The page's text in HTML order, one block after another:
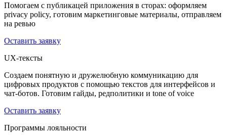
Помогаем с публикацей приложения в сторах: оформляем
privacy policy, готовим маркетинговые материалы, отправляем
на ревью
Оставить заявку
UX-тексты
Создаем понятную и дружелюбную коммуникацию для
цифровых продуктов с помощью текстов для интерфейсов и
чат-ботов. Готовим гайды, редполитики и tone of voice
Оставить заявку
Программы лояльности